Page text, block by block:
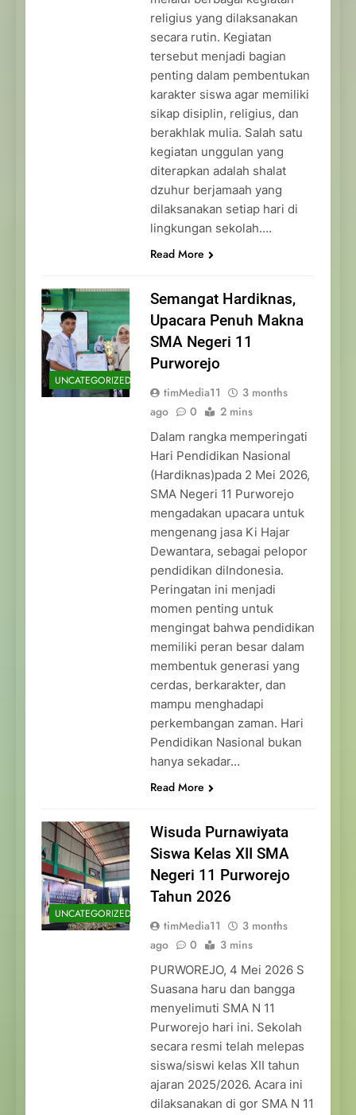
religius yang dilaksanakan
secara rutin. Kegiatan
tersebut menjadi bagian
penting dalam pembentukan
karakter siswa agar memiliki
sikap disiplin, religius, dan
berakhlak mulia. Salah satu
kegiatan unggulan yang
diterapkan adalah shalat
dzuhur berjamaah yang
dilaksanakan setiap hari di
lingkungan sekolah….
Read More
UNCATEGORIZED
Semangat Hardiknas,
Upacara Penuh Makna
SMA Negeri 11
Purworejo
timMedia11
3 months
ago
0 2 mins
Dalam rangka memperingati
Hari Pendidikan Nasional
(Hardiknas)pada 2 Mei 2026,
SMA Negeri 11 Purworejo
mengadakan upacara untuk
mengenang jasa Ki Hajar
Dewantara, sebagai pelopor
pendidikan diIndonesia.
Peringatan ini menjadi
momen penting untuk
mengingat bahwa pendidikan
memiliki peran besar dalam
membentuk generasi yang
cerdas, berkarakter, dan
mampu menghadapi
perkembangan zaman. Hari
Pendidikan Nasional bukan
hanya sekadar…
Read More
UNCATEGORIZED
Wisuda Purnawiyata
Siswa Kelas XII SMA
Negeri 11 Purworejo
Tahun 2026
timMedia11
3 months
ago
0 3 mins
PURWOREJO, 4 Mei 2026 S
Suasana haru dan bangga
menyelimuti SMA N 11
Purworejo hari ini. Sekolah
secara resmi telah melepas
siswa/siswi kelas XII tahun
ajaran 2025/2026. Acara ini
dilaksanakan di gor SMA N 11